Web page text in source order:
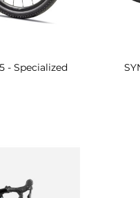
- Specialized